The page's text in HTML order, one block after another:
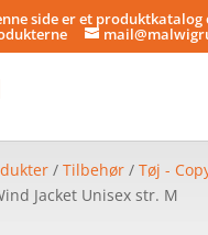
side er et
/ Tilbehør/ Tøj -
Jacket Unisex str. M